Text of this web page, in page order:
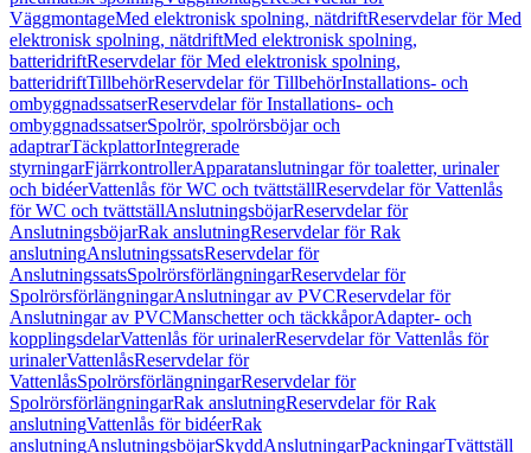
VäggmontageMed elektronisk spolning, nätdriftReservdelar för Med
elektronisk spolning, nätdriftMed elektronisk spolning,
batteridriftReservdelar för Med elektronisk spolning,
batteridriftTillbehörReservdelar för TillbehörInstallations- och
ombyggnadssatserReservdelar för Installations- och
ombyggnadssatserSpolrör, spolrörsböjar och
adaptrarTäckplattorIntegrerade
styrningarFjärrkontrollerApparatanslutningar för toaletter, urinaler
och bidéerVattenlås för WC och tvättställReservdelar för Vattenlås
för WC och tvättställAnslutningsböjarReservdelar för
AnslutningsböjarRak anslutningReservdelar för Rak
anslutningAnslutningssatsReservdelar för
AnslutningssatsSpolrörsförlängningarReservdelar för
SpolrörsförlängningarAnslutningar av PVCReservdelar för
Anslutningar av PVCManschetter och täckkåporAdapter- och
kopplingsdelarVattenlås för urinalerReservdelar för Vattenlås för
urinalerVattenlåsReservdelar för
VattenlåsSpolrörsförlängningarReservdelar för
SpolrörsförlängningarRak anslutningReservdelar för Rak
anslutningVattenlås för bidéerRak
anslutningAnslutningsböjarSkyddAnslutningarPackningarTvättställ